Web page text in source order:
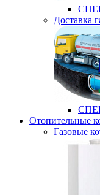
Доставка
Отопительные
Газовые